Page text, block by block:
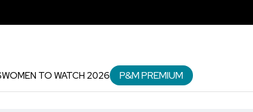
WOMEN TO WATCH 2026 P&M PREMIUM